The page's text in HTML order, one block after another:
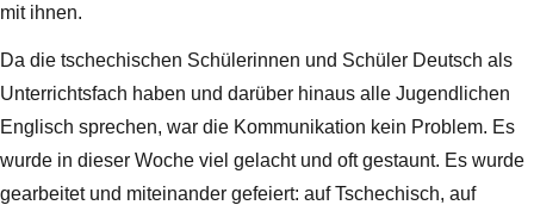
mit ihnen.
Da die tschechischen Schülerinnen und Schüler Deutsch als
Unterrichtsfach haben und darüber hinaus alle Jugendlichen
Englisch sprechen, war die Kommunikation kein Problem. Es
wurde in dieser Woche viel gelacht und oft gestaunt. Es wurde
gearbeitet und miteinander gefeiert: auf Tschechisch, auf